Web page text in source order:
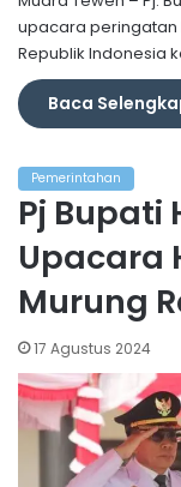
upacara peringatan
Republik Indonesia
Baca
Pemerintahan
Pj Bupati
Upacara
Murung
17 Agustus 2024